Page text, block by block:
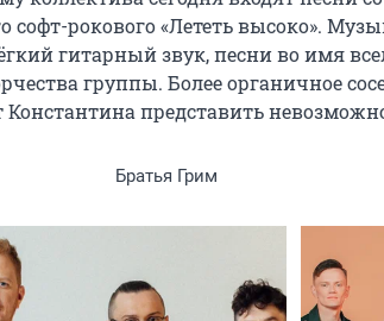
софт-рокового «Лететь высоко».
гитарный звук, песни во имя
группы. Более органичное
Константина представить
Братья Грим